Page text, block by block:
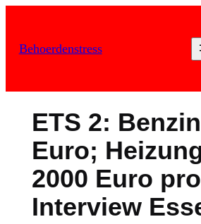
springen
Behoerdenstress
ETS 2:
Euro;
2000 Euro
Interview